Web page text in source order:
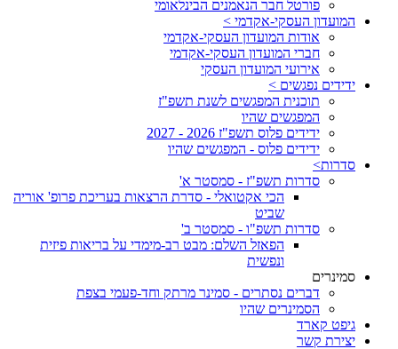
פורטל חבר הנאמנים הבינלאומי
המועדון העסקי-אקדמי >
אודות המועדון העסקי-אקדמי
חברי המועדון העסקי-אקדמי
אירועי המועדון העסקי
ידידים נפגשים >
תוכנית המפגשים לשנת תשפ"ז
המפגשים שהיו
ידידים פלוס תשפ"ז 2026 - 2027
ידידים פלוס - המפגשים שהיו
סדרות>
סדרות תשפ"ז - סמסטר א'
הכי אקטואלי - סדרת הרצאות בעריכת פרופ' אוריה
שביט
סדרות תשפ"ו - סמסטר ב'
הפאזל השלם: מבט רב-מימדי על בריאות פיזית
ונפשית
סמינרים
דברים נסתרים - סמינר מרתק וחד-פעמי בצפת
הסמינרים שהיו
גיפט קארד
יצירת קשר